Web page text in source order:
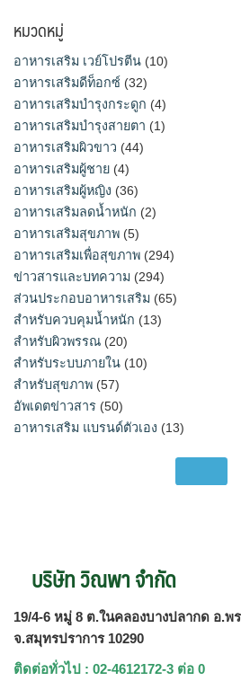
หมวดหมู่
อาหารเสริม เวย์โปรตีน (10)
อาหารเสริมดีท็อกซ์ (32)
อาหารเสริมบำรุงกระดูก (4)
อาหารเสริมบำรุงสายตา (1)
อาหารเสริมผิวขาว (44)
อาหารเสริมผู้ชาย (4)
อาหารเสริมผู้หญิง (36)
อาหารเสริมลดน้ำหนัก (2)
อาหารเสริมสุขภาพ (5)
อาหารเสริมเพื่อสุขภาพ (294)
ข่าวสารและบทความ (294)
ส่วนประกอบอาหารเสริม (65)
สำหรับควบคุมน้ำหนัก (13)
สำหรับผิวพรรณ (20)
สำหรับระบบภายใน (10)
สำหรับสุขภาพ (57)
อัพเดตข่าวสาร (50)
อาหารเสริม แบรนด์ตัวเอง (13)
บริษัท วิณพา จำกัด
19/4-6 หมู่ 8 ต.ในคลองบางปลากด อ.พ
จ.สมุทรปราการ 10290
ติดต่อทั่วไป : 02-4612172-3 ต่อ 0